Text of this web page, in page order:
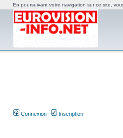
Connexion Inscription
En poursuivant votre navigation sur ce site,